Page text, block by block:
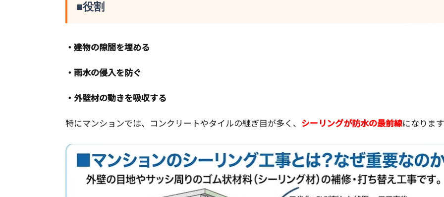
■役割
・建物の隙間を埋める
・雨水の侵入を防ぐ
・外壁材の動きを吸収する
特にマンションでは、コンクリートやタイルの継ぎ目が多く、 シーリングが防水の最前線になりま